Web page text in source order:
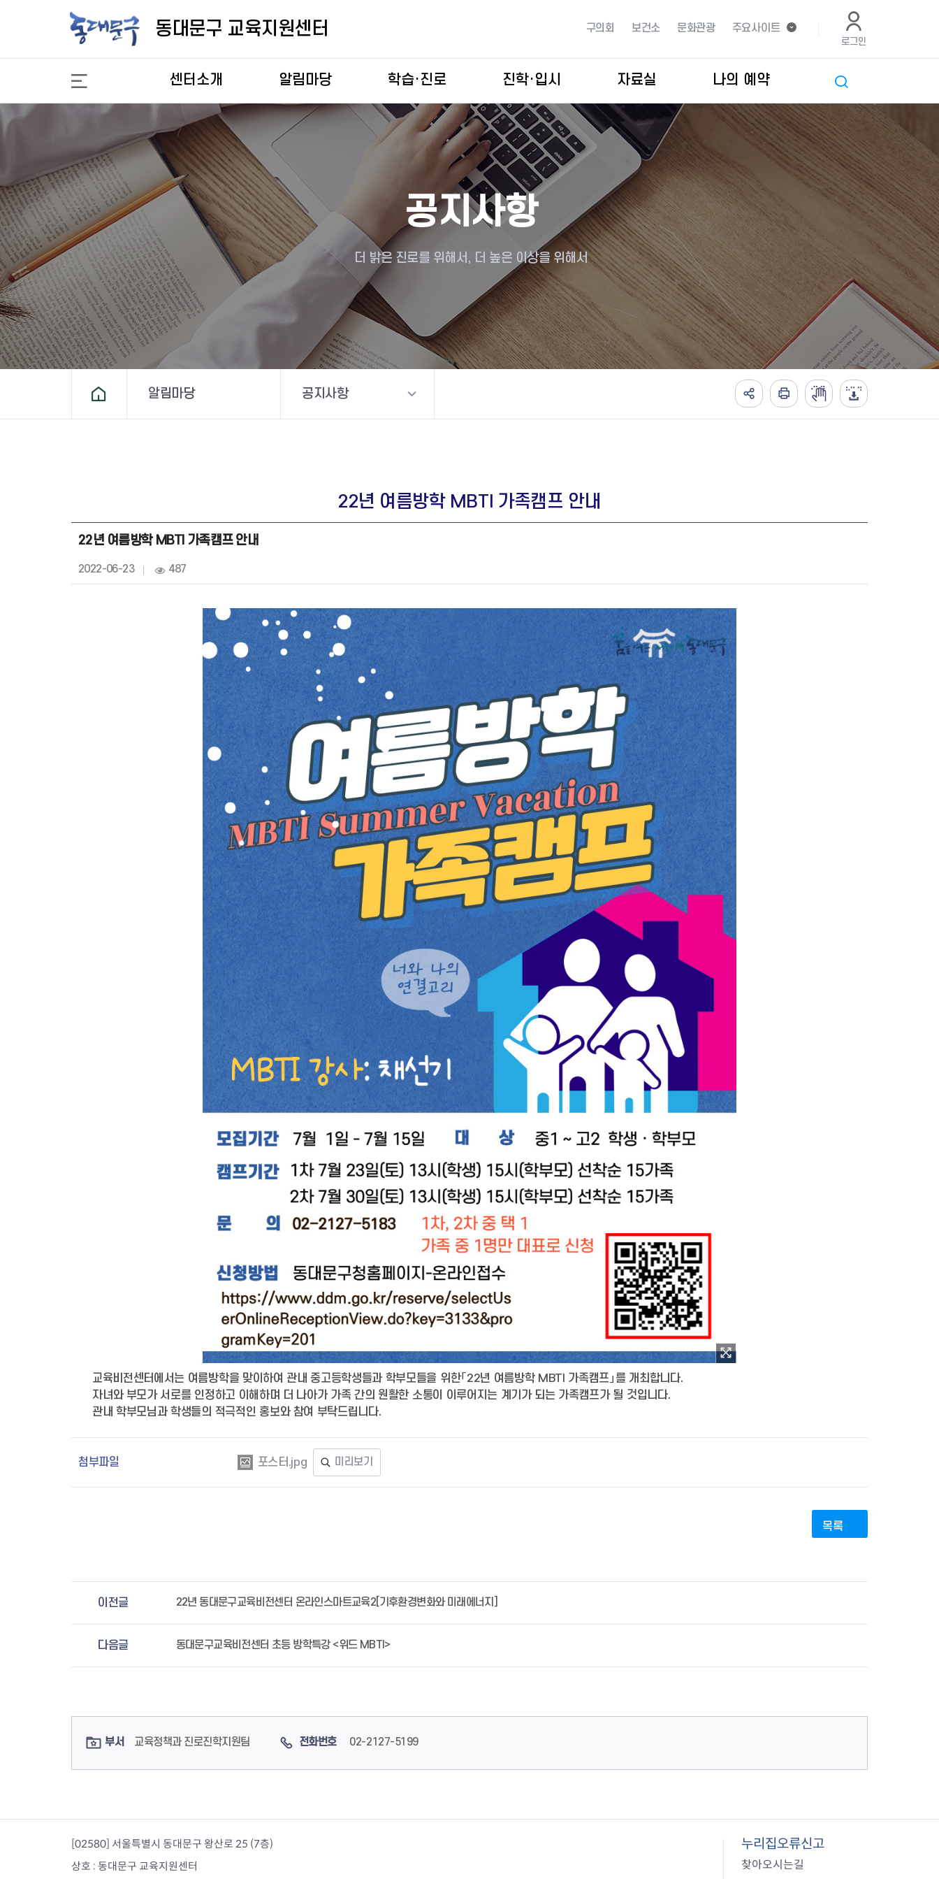
원
동대문구 교육지원센터 구의회 보건소 문화관광 주요사이트
로그인
센터소개 알림마당 학습·진로
1:1 학습코칭
1:1 독서코칭
방학캠프
학부모역량강화
진학·입시
1:1 맞춤 입시 · 면접 컨설팅
입학정보박람회
학부모 진학교실·입시설명회
자료실 나의 예약
공지사항
더 밝은 진로를 위해서, 더 높은 이상을 위해서
알림마당 공지사항
22년 여름방학 MBTI 가족캠프 안내
22년 여름방학 MBTI 가족캠프 안내
작
성
2022-06-23
조
회
487
교육비전센터에서는 여름방학을 맞이하여 관내 중고등학생들과 학부모들을 위한「22년 여름방학 MBTI 가족캠프」를 개최합니다.
자녀와 부모가 서로를 인정하고 이해하며 더 나아가 가족 간의 원활한 소통이 이루어지는 계기가 되는 가족캠프가 될 것입니다.
관내 학부모님과 학생들의 적극적인 홍보와 참여 부탁드립니다.
첨부파일 포스터.jpg 미리보기
목록
이전글 22년 동대문구교육비전센터 온라인스마트교육2[기후환경변화와 미래에너지]
다음글 동대문구교육비전센터 초등 방학특강 <위드 MBTI>
부서 교육정책과 진로진학지원팀 전화번호 02-2127-5199
[02580] 서울특별시 동대문구 왕산로 25 (7층)
상호 : 동대문구 교육지원센터
누리집오류신고
찾아오시는길